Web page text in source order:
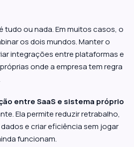
tudo ou nada. Em muitos casos, o
os dois mundos. Manter o
integrações entre plataformas e
onde a empresa tem regra
entre SaaS e sistema próprio
Ela permite reduzir retrabalho,
e criar eficiência sem jogar
funcionam.